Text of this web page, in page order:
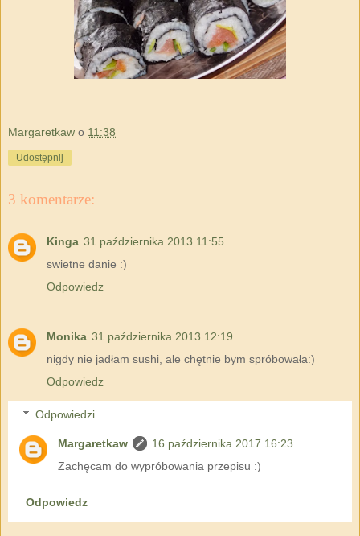
Margaretkaw o 11:38
Udostępnij
3 komentarze:
Kinga 31 października 2013 11:55
swietne danie :)
Odpowiedz
Monika 31 października 2013 12:19
nigdy nie jadłam sushi, ale chętnie bym spróbowała:)
Odpowiedz
Odpowiedzi
Margaretkaw
16 października 2017 16:23
Zachęcam do wypróbowania przepisu :)
Odpowiedz